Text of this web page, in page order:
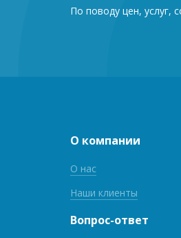
По поводу цен, услуг,
О компании
О нас
Наши клиенты
Вопрос-ответ